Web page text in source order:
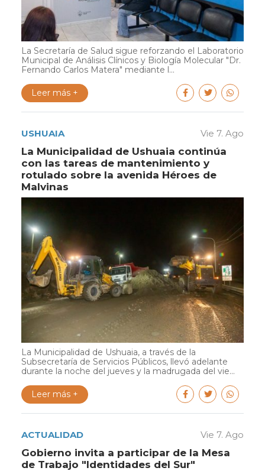
La Secretaría de Salud sigue reforzando el Laboratorio
Municipal de Análisis Clínicos y Biología Molecular "Dr.
Fernando Carlos Matera" mediante l...
Leer más +
USHUAIA Vie 7. Ago
La Municipalidad de Ushuaia continúa
con las tareas de mantenimiento y
rotulado sobre la avenida Héroes de
Malvinas
La Municipalidad de Ushuaia, a través de la
Subsecretaría de Servicios Públicos, llevó adelante
durante la noche del jueves y la madrugada del vie...
Leer más +
ACTUALIDAD Vie 7. Ago
Gobierno invita a participar de la Mesa
de Trabajo "Identidades del Sur"